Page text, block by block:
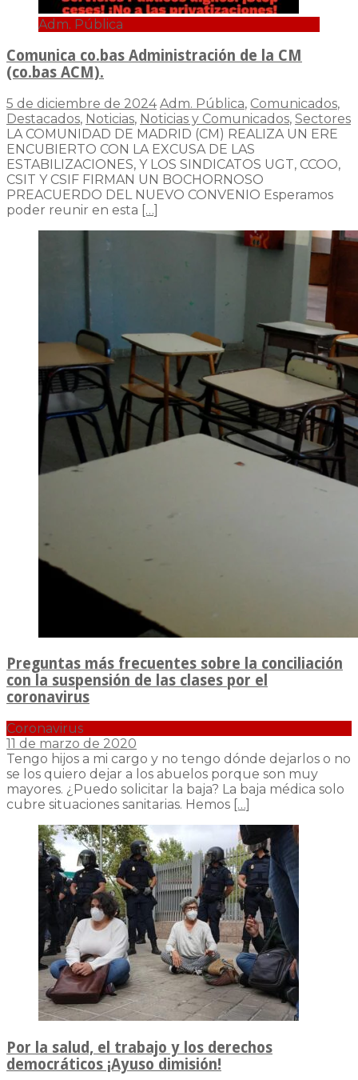
Adm. Pública
Comunica co.bas Administración de la CM
(co.bas ACM).
5 de diciembre de 2024 Adm. Pública, Comunicados,
Destacados, Noticias, Noticias y Comunicados, Sectores
LA COMUNIDAD DE MADRID (CM) REALIZA UN ERE
ENCUBIERTO CON LA EXCUSA DE LAS
ESTABILIZACIONES, Y LOS SINDICATOS UGT, CCOO,
CSIT Y CSIF FIRMAN UN BOCHORNOSO
PREACUERDO DEL NUEVO CONVENIO Esperamos
poder reunir en esta […]
Preguntas más frecuentes sobre la conciliación
con la suspensión de las clases por el
coronavirus
Coronavirus
11 de marzo de 2020
Tengo hijos a mi cargo y no tengo dónde dejarlos o no
se los quiero dejar a los abuelos porque son muy
mayores. ¿Puedo solicitar la baja? La baja médica solo
cubre situaciones sanitarias. Hemos […]
Por la salud, el trabajo y los derechos
democráticos ¡Ayuso dimisión!